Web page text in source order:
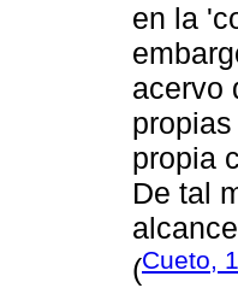
en la
acervo
propia
De tal
(Cueto,